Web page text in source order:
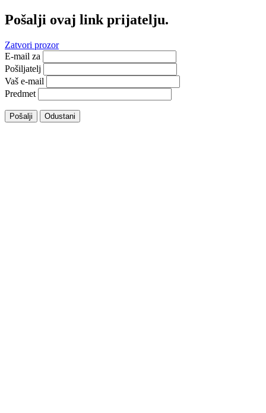
Pošalji ovaj link prijatelju.
Zatvori prozor
E-mail za
Pošiljatelj
Vaš e-mail
Predmet
Pošalji Odustani